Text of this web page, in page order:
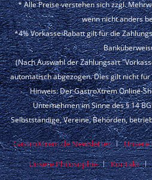
* Alle Preise verstehen sich zzgl.
wenn nicht anders
*4% Vorkasse-Rabatt gilt für die
(Nach Auswahl der Zahlungsart
automatisch abgezogen. Dies gilt nicht
Hinweis: Der GastroXtrem Online-
Unternehmen im Sinne des § 14
Selbstständige, Vereine, Behörden,
GastroXtrem.de Newsletter Unsere
Unsere Philosophie
Kontakt